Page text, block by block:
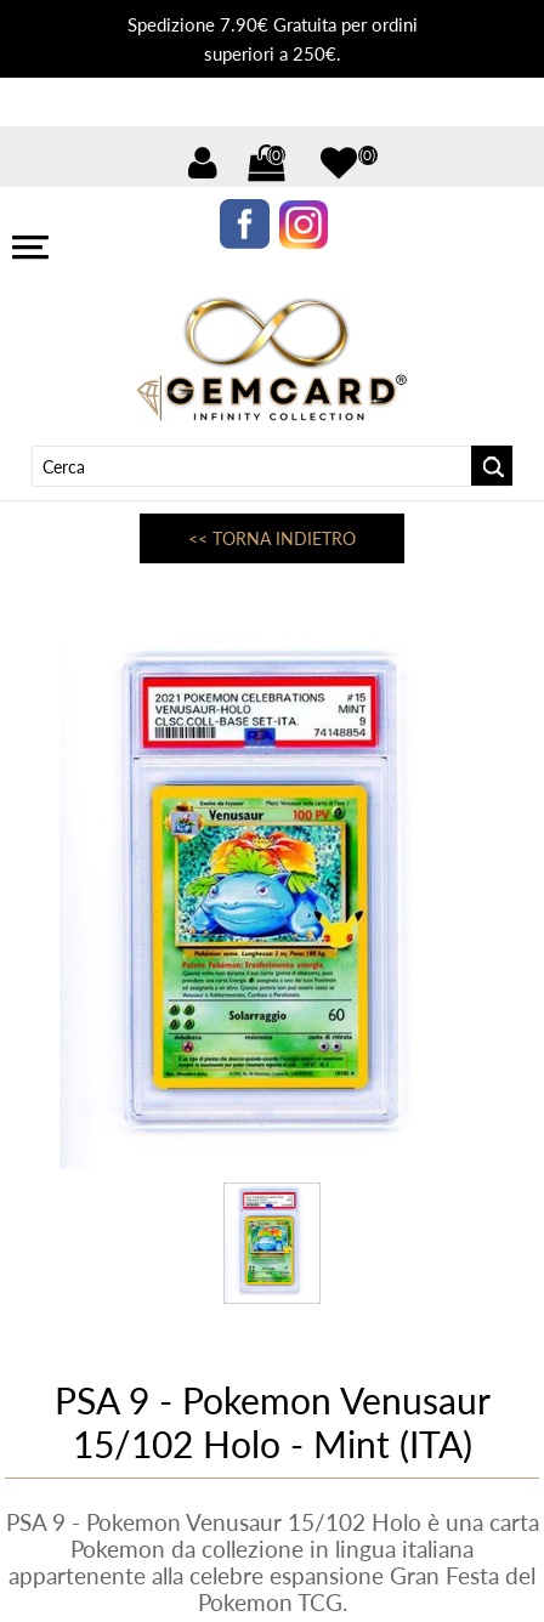
Spedizione 7.90€ Gratuita per ordini
superiori a 250€.
(0) (0)
<< TORNA INDIETRO
PSA 9 - Pokemon Venusaur
15/102 Holo - Mint (ITA)
PSA 9 - Pokemon Venusaur 15/102 Holo è una carta
Pokemon da collezione in lingua italiana
appartenente alla celebre espansione Gran Festa del
Pokemon TCG.